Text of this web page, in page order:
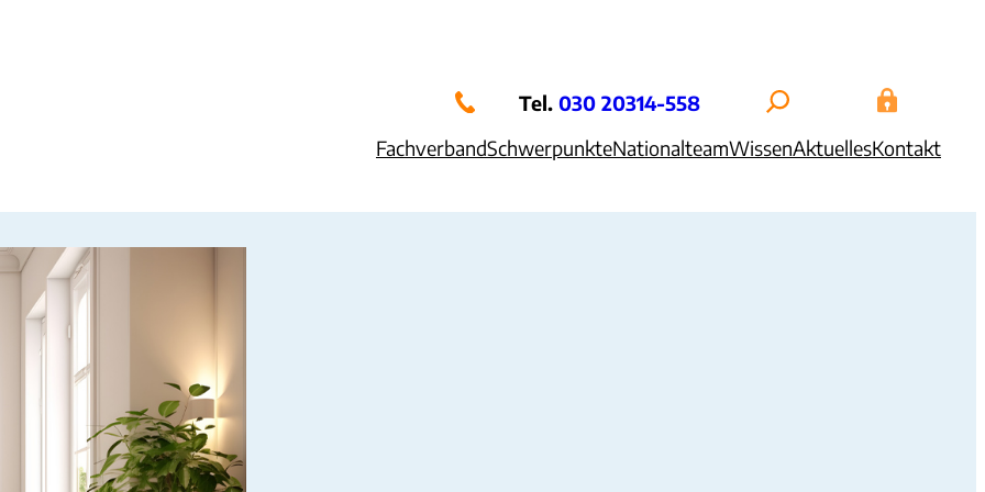
Tel. 030 20314-558
FachverbandSchwerpunkteNationalteamWissenAktuellesKontakt